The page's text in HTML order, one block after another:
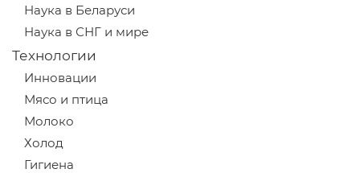
Наука в Беларуси
Наука в СНГ и мире
Технологии
Инновации
Мясо и птица
Молоко
Холод
Гигиена